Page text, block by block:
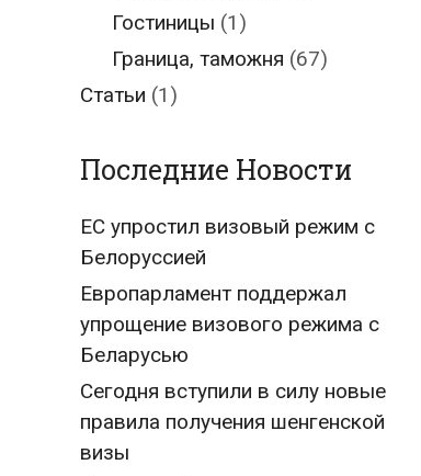
Гостиницы (1)
Граница, таможня (67)
Статьи (1)
Последние Новости
ЕС упростил визовый режим с
Белоруссией
Европарламент поддержал
упрощение визового режима с
Беларусью
Сегодня вступили в силу новые
правила получения шенгенской
визы